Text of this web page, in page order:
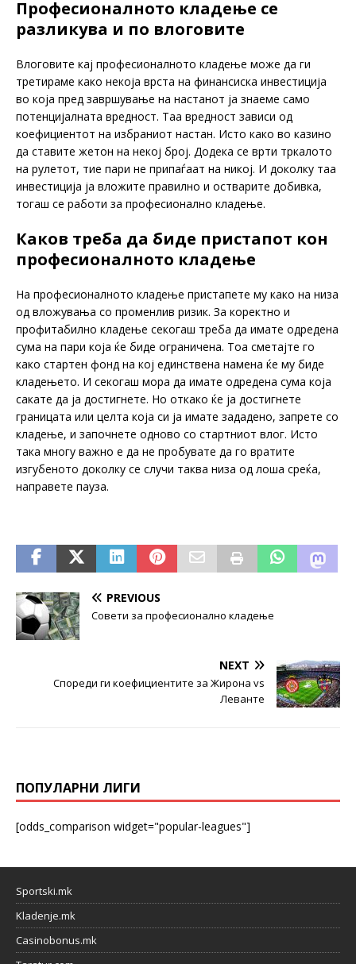
Професионалното кладење се
разликува и по влоговите
Влоговите кај професионалното кладење може да ги
третираме како некоја врста на финансиска инвестиција
во која пред завршување на настанот ја знаеме само
потенцијалната вредност. Таа вредност зависи од
коефициентот на избраниот настан. Исто како во казино
да ставите жетон на некој број. Додека се врти тркалото
на рулетот, тие пари не припаѓаат на никој. И доколку таа
инвестиција ја вложите правилно и остварите добивка,
тогаш се работи за професионално кладење.
Каков треба да биде пристапот кон
професионалното кладење
На професионалното кладење пристапете му како на низа
од вложувања со променлив ризик. За коректно и
профитабилно кладење секогаш треба да имате одредена
сума на пари која ќе биде ограничена. Тоа сметајте го
како стартен фонд на кој единствена намена ќе му биде
кладењето. И секогаш мора да имате одредена сума која
сакате да ја достигнете. Но откако ќе ја достигнете
границата или целта која си ја имате зададено, запрете со
кладење, и започнете одново со стартниот влог. Исто
така многу важно е да не пробувате да го вратите
изгубеното доколку се случи таква низа од лоша среќа,
направете пауза.
PREVIOUS
Совети за професионално кладење
NEXT
Спореди ги коефициентите за Жирона vs
Леванте
ПОПУЛАРНИ ЛИГИ
[odds_comparison widget="popular-leagues"]
Sportski.mk
Kladenje.mk
Casinobonus.mk